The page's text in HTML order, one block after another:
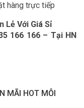
hàng trực tiếp
Lẻ Với Giá Sỉ
166 166 – Tại HN
MÃI HOT MỖI